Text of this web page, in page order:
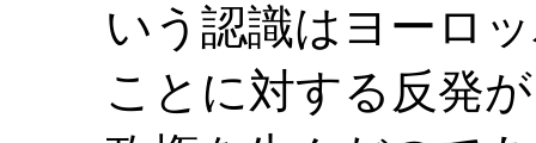
いう認識はヨーロ
ことに対する反発